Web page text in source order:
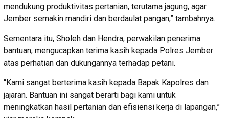
mendukung produktivitas pertanian, terutama jagung, agar
Jember semakin mandiri dan berdaulat pangan,” tambahnya.
Sementara itu, Sholeh dan Hendra, perwakilan penerima
bantuan, mengucapkan terima kasih kepada Polres Jember
atas perhatian dan dukungannya terhadap petani.
“Kami sangat berterima kasih kepada Bapak Kapolres dan
jajaran. Bantuan ini sangat berarti bagi kami untuk
meningkatkan hasil pertanian dan efisiensi kerja di lapangan,”